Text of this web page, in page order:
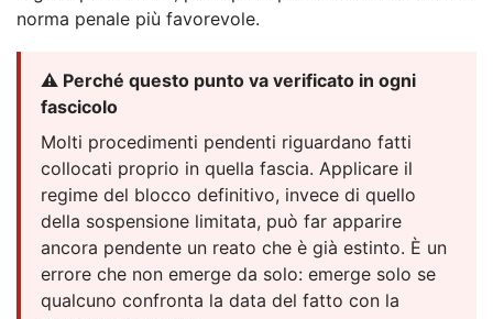
norma penale più favorevole.
⚠️ Perché questo punto va verificato in ogni
fascicolo
Molti procedimenti pendenti riguardano fatti
collocati proprio in quella fascia. Applicare il
regime del blocco definitivo, invece di quello
della sospensione limitata, può far apparire
ancora pendente un reato che è già estinto. È un
errore che non emerge da solo: emerge solo se
qualcuno confronta la data del fatto con la